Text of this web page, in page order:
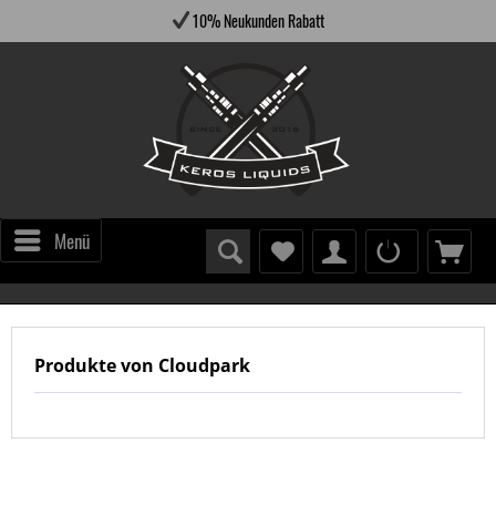
10% Neukunden Rabatt
Menü
Produkte von Cloudpark